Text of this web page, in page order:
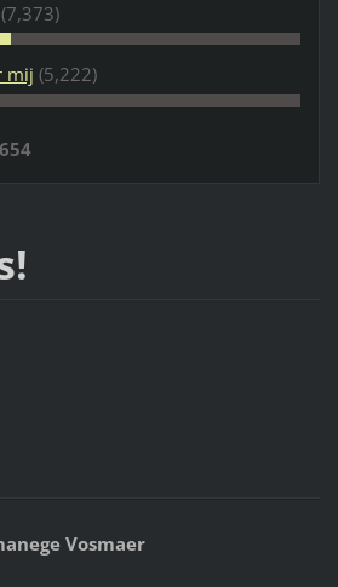
(7,373)
mij (5,222)
Vosmaer